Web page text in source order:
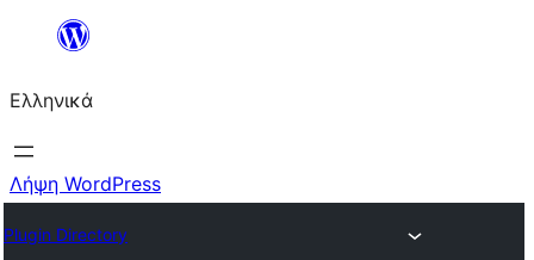
Μετάβαση
περιεχόμενο
Ελληνικά
Λήψη WordPress
Plugin Directory